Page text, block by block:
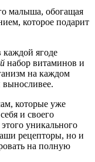
малыша, обогащая
которое подарит
каждой ягоде
набор витаминов и
на каждом
выносливее.
которые уже
и своего
этого уникального
рецепторы, но и
на полную